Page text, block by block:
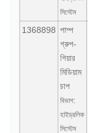
সিস্টেম
1368898 পাম্প
গ্রুপ-
গিয়ার
মিডিয়াম
চাপ
বিভাগ:
হাইড্রলিক
সিস্টেম